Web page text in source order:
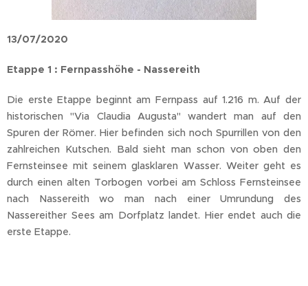
13/07/2020
Etappe 1 : Fernpasshöhe - Nassereith
Die erste Etappe beginnt am Fernpass auf 1.216 m. Auf der
historischen "Via Claudia Augusta" wandert man auf den
Spuren der Römer. Hier befinden sich noch Spurrillen von den
zahlreichen Kutschen. Bald sieht man schon von oben den
Fernsteinsee mit seinem glasklaren Wasser. Weiter geht es
durch einen alten Torbogen vorbei am Schloss Fernsteinsee
nach Nassereith wo man nach einer Umrundung des
Nassereither Sees am Dorfplatz landet. Hier endet auch die
erste Etappe.